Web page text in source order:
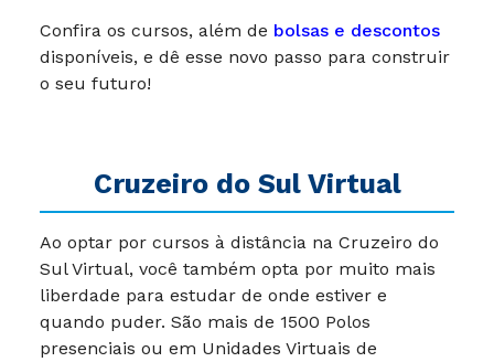
Confira os cursos, além de bolsas e descontos
disponíveis, e dê esse novo passo para construir
o seu futuro!
Cruzeiro do Sul Virtual
Ao optar por cursos à distância na Cruzeiro do
Sul Virtual, você também opta por muito mais
liberdade para estudar de onde estiver e
quando puder. São mais de 1500 Polos
presenciais ou em Unidades Virtuais de